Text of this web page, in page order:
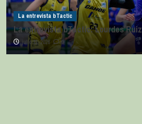
La entrevista bTactic
La entrevista bTactic: Lourdes Ruiz
julio 11, 2026 0